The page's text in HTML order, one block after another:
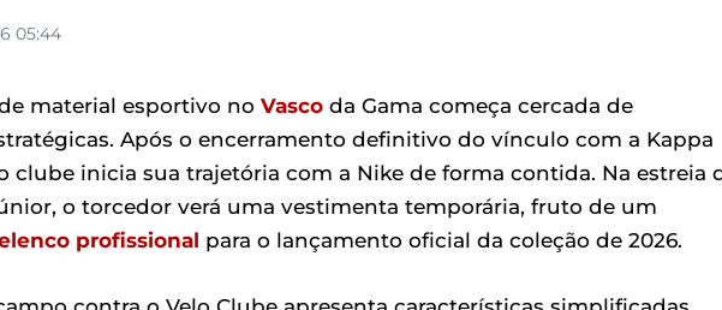
05:44
material esportivo no Vasco da Gama começa cercada de
Após o encerramento definitivo do vínculo com a Kappa
clube inicia sua trajetória com a Nike de forma contida. Na estreia
o torcedor verá uma vestimenta temporária, fruto de um
profissional para o lançamento oficial da coleção de 2026.